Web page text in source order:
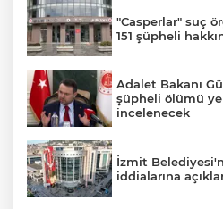
"Casperlar" suç
151 şüpheli
Adalet Bakanı
şüpheli ölümü
incelenecek
İzmit
iddialarına